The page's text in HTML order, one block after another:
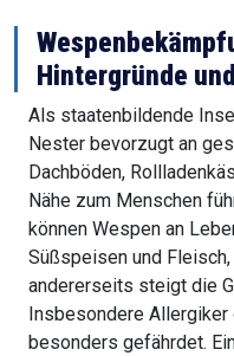
Hintergründe
Als staatenbildende
Nester bevorzugt an
Dachböden,
Nähe zum Menschen
können Wespen an
Süßspeisen und
andererseits steigt die
Insbesondere
besonders gefährdet.